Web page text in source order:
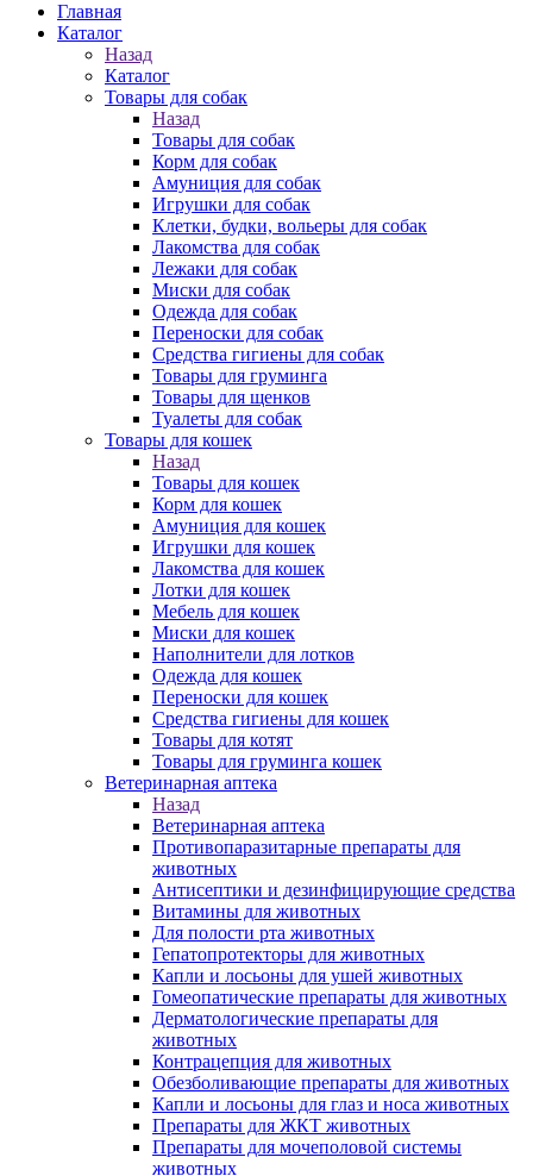
Главная
Каталог
Назад
Каталог
Товары для собак
Назад
Товары для собак
Корм для собак
Амуниция для собак
Игрушки для собак
Клетки, будки, вольеры для собак
Лакомства для собак
Лежаки для собак
Миски для собак
Одежда для собак
Переноски для собак
Средства гигиены для собак
Товары для груминга
Товары для щенков
Туалеты для собак
Товары для кошек
Назад
Товары для кошек
Корм для кошек
Амуниция для кошек
Игрушки для кошек
Лакомства для кошек
Лотки для кошек
Мебель для кошек
Миски для кошек
Наполнители для лотков
Одежда для кошек
Переноски для кошек
Средства гигиены для кошек
Товары для котят
Товары для груминга кошек
Ветеринарная аптека
Назад
Ветеринарная аптека
Противопаразитарные препараты для
животных
Антисептики и дезинфицирующие средства
Витамины для животных
Для полости рта животных
Гепатопротекторы для животных
Капли и лосьоны для ушей животных
Гомеопатические препараты для животных
Дерматологические препараты для
животных
Контрацепция для животных
Обезболивающие препараты для животных
Капли и лосьоны для глаз и носа животных
Препараты для ЖКТ животных
Препараты для мочеполовой системы
животных